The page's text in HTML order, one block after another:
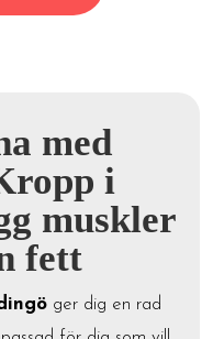
med
i
muskler
fett
ger dig en rad